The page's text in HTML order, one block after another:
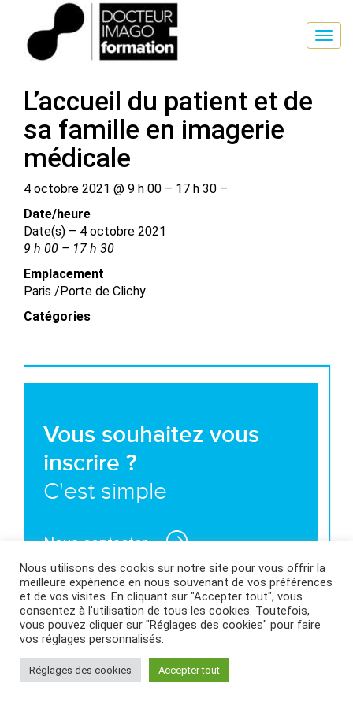
SESSION DE FORMATION
L’accueil du patient et de
sa famille en imagerie
médicale
4 octobre 2021 @ 9 h 00 – 17 h 30 –
Date/​heure
Date(s) – 4 octobre 2021
9 h 00 – 17 h 30
Emplacement
Paris /​Porte de Clichy
Catégories
Vous souhaitez vous
inscrire ?
C'est simple
Nous contacter
MENTIONS LÉGALES ET CONDITIONS GÉNÉRALES
D’UTILISATION| POLITIQUE DES COOKIES
Nous utilisons des cookis sur notre site pour vous offrir la
meilleure expérience en nous souvenant de vos préférences
et de vos visites. En cliquant sur "Accepter tout", vous
consentez à l'utilisation de tous les cookies. Toutefois,
vous pouvez cliquer sur "Réglages des cookies" pour faire
vos réglages personnalisés.
Réglages des cookies Accepter tout